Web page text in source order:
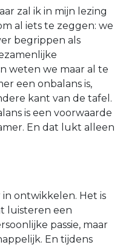
zal ik in mijn lezing
al iets te zeggen: we
begrippen als
weten we maar al te
een onbalans is,
kant van de tafel.
is een voorwaarde
En dat lukt alleen
in ontwikkelen. Het is
luisteren een
passie, maar
En tijdens